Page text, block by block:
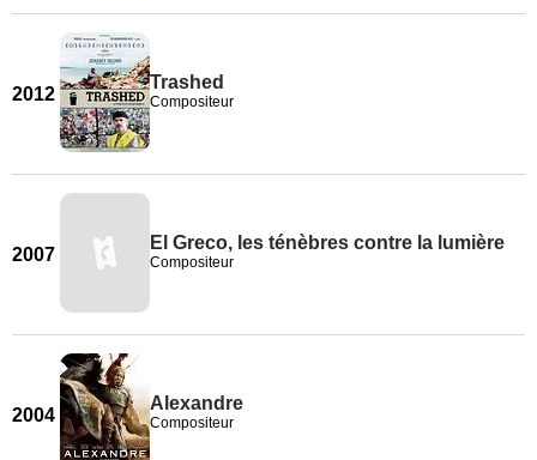
2012
Trashed
Compositeur
2007
El Greco, les ténèbres contre la lumière
Compositeur
2004
Alexandre
Compositeur